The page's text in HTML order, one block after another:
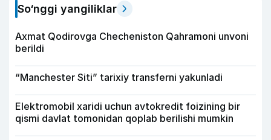
So‘nggi yangiliklar
Axmat Qodirovga Checheniston Qahramoni unvoni
berildi
“Manchester Siti” tarixiy transferni yakunladi
Elektromobil xaridi uchun avtokredit foizining bir
qismi davlat tomonidan qoplab berilishi mumkin